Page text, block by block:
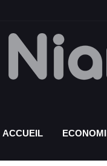
ACCUEIL